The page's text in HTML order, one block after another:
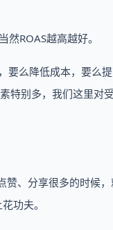
ROAS越高越好。
么降低成本，要么
特别多，我们这里对
、分享很多的时候
功夫。